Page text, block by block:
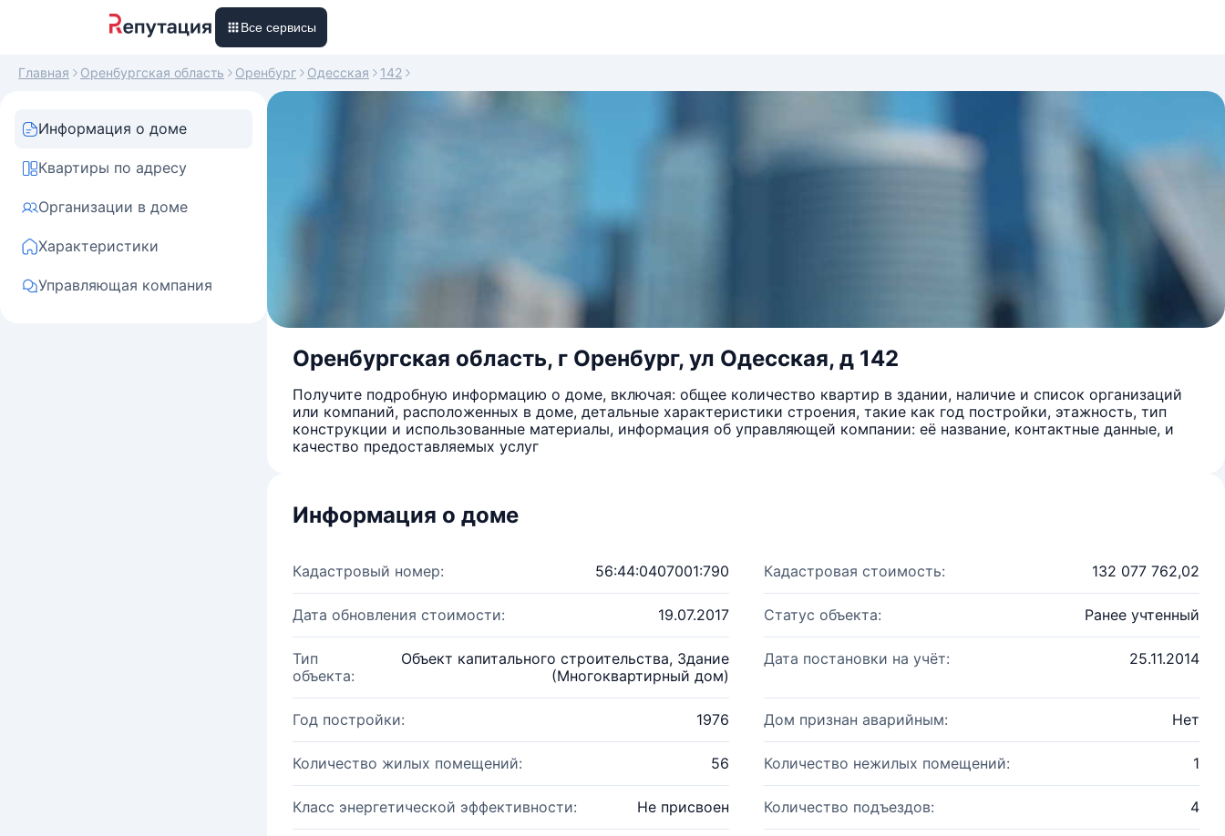
Все сервисы
Главная Оренбургская область Оренбург Одесская 142
Информация о доме
Квартиры по адресу
Организации в доме
Характеристики
Управляющая компания
Оренбургская область, г Оренбург, ул Одесская, д 142
Получите подробную информацию о доме, включая: общее количество квартир в здании, наличие и список организаций
или компаний, расположенных в доме, детальные характеристики строения, такие как год постройки, этажность, тип
конструкции и использованные материалы, информация об управляющей компании: её название, контактные данные, и
качество предоставляемых услуг
Информация о доме
Кадастровый номер: 56:44:0407001:790 Кадастровая стоимость: 132 077 762,02
Дата обновления стоимости: 19.07.2017 Статус объекта: Ранее учтенный
Тип
объекта:
Объект капитального строительства, Здание
(Многоквартирный дом)
Дата постановки на учёт: 25.11.2014
Год постройки: 1976 Дом признан аварийным: Нет
Количество жилых помещений: 56 Количество нежилых помещений: 1
Класс энергетической эффективности: Не присвоен Количество подъездов: 4